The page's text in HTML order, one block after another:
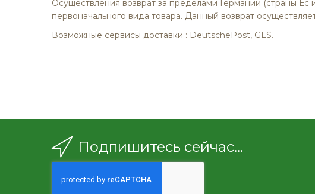
Осуществления возврат за пределами Германии (страны
первоначального вида товара. Данный возврат
Возможные сервисы доставки : DeutschePost, GLS.
Подпишитесь сейчас...